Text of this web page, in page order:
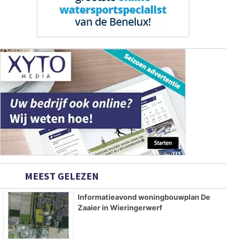
MEEST GELEZEN
Informatieavond woningbouwplan De
Zaaier in Wieringerwerf